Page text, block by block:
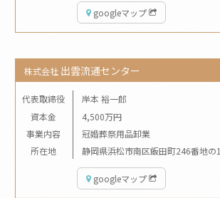
googleマップ
株式会社 出雲流通センター
代表取締役
岸本 裕一郎
資本金
4,500万円
事業内容
冠婚葬祭用品卸業
所在地
静岡県浜松市南区飯田町246番地の1
googleマップ